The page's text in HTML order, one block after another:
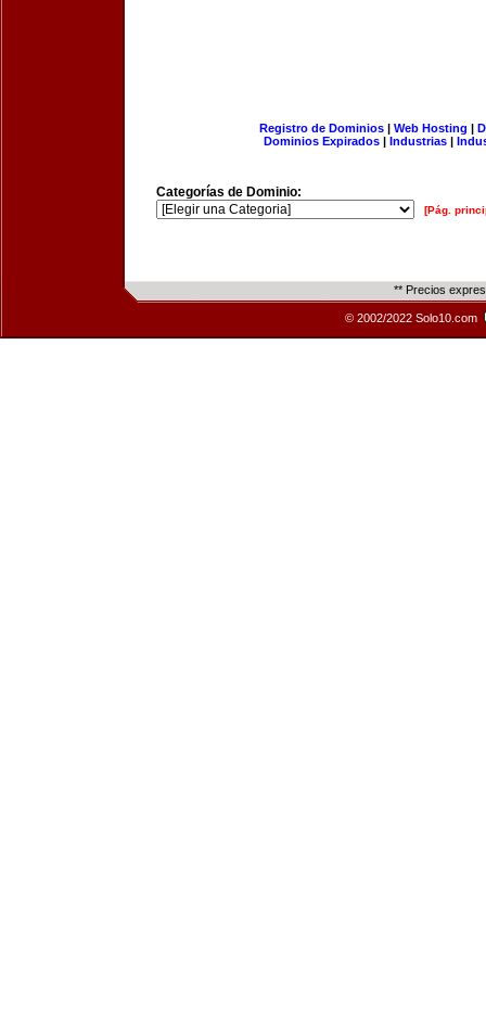
Registro de Dominios| Web Hosting |
Dominios Expirados | Industrias |
Categorías de Dominio:
[Pág.
** Precios
© 2002/2022 Solo10.com